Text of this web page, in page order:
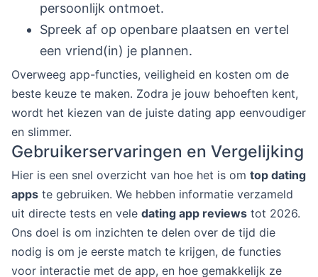
persoonlijk ontmoet.
Spreek af op openbare plaatsen en vertel
een vriend(in) je plannen.
Overweeg app-functies, veiligheid en kosten om de
beste keuze te maken. Zodra je jouw behoeften kent,
wordt het kiezen van de juiste dating app eenvoudiger
en slimmer.
Gebruikerservaringen en Vergelijking
Hier is een snel overzicht van hoe het is om top dating
apps te gebruiken. We hebben informatie verzameld
uit directe tests en vele dating app reviews tot 2026.
Ons doel is om inzichten te delen over de tijd die
nodig is om je eerste match te krijgen, de functies
voor interactie met de app, en hoe gemakkelijk ze